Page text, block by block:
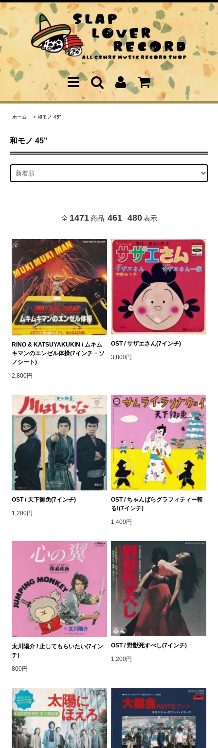
ホーム > 和モノ 45"
和モノ 45"
全 1471 商品 461 - 480 表示
RINO & KATSUYAKUKIN / ムキム
キマンのエンゼル体操(7インチ・ソ
ノシート)
2,800円
OST / サザエさん(7インチ)
3,800円
OST / 天下御免(7インチ)
1,200円
OST / ちゃんばらグラフィティー斬
る!(7インチ)
1,400円
太川陽介 / 止してもらいたい(7イン
チ)
800円
OST / 野獣死すべし(7インチ)
1,200円